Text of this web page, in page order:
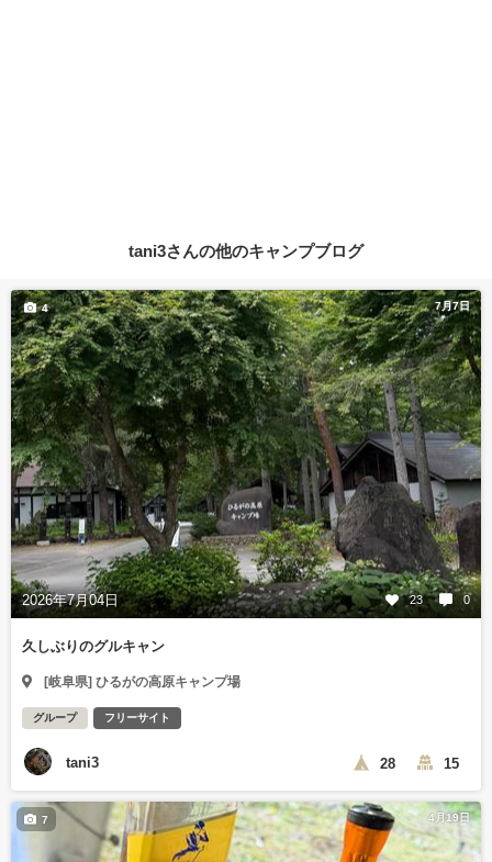
tani3さんの他のキャンプブログ
7月7日
2026年7月04日 23 0
4
久しぶりのグルキャン
[岐阜県] ひるがの高原キャンプ場
グループ フリーサイト
tani3 28 15
4月19日
7